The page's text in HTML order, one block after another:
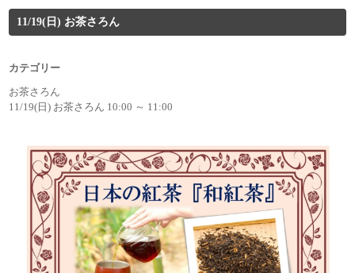
11/19(日) お茶さろん
カテゴリー
お茶さろん
11/19(日) お茶さろん 10:00 ～ 11:00